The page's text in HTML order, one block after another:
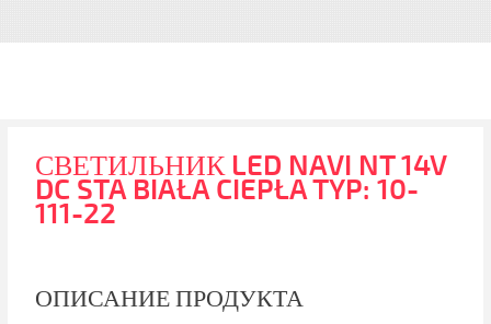
СВЕТИЛЬНИК LED NAVI NT 14V
DC STA BIAŁA CIEPŁA TYP: 10-
111-22
ОПИСАНИЕ ПРОДУКТА